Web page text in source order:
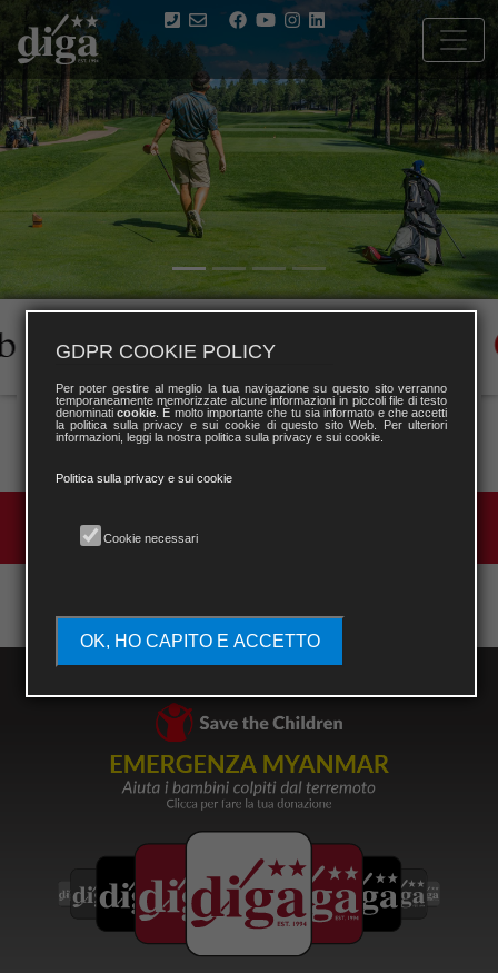
SAVE THE DATE
GDPR COOKIE POLICY
Per poter gestire al meglio la tua navigazione su questo sito verranno
temporaneamente memorizzate alcune informazioni in piccoli file di testo
denominati cookie. È molto importante che tu sia informato e che accetti
la politica sulla privacy e sui cookie di questo sito Web. Per ulteriori
informazioni, leggi la nostra politica sulla privacy e sui cookie.
Politica sulla privacy e sui cookie
Cookie necessari
OK, HO CAPITO E ACCETTO